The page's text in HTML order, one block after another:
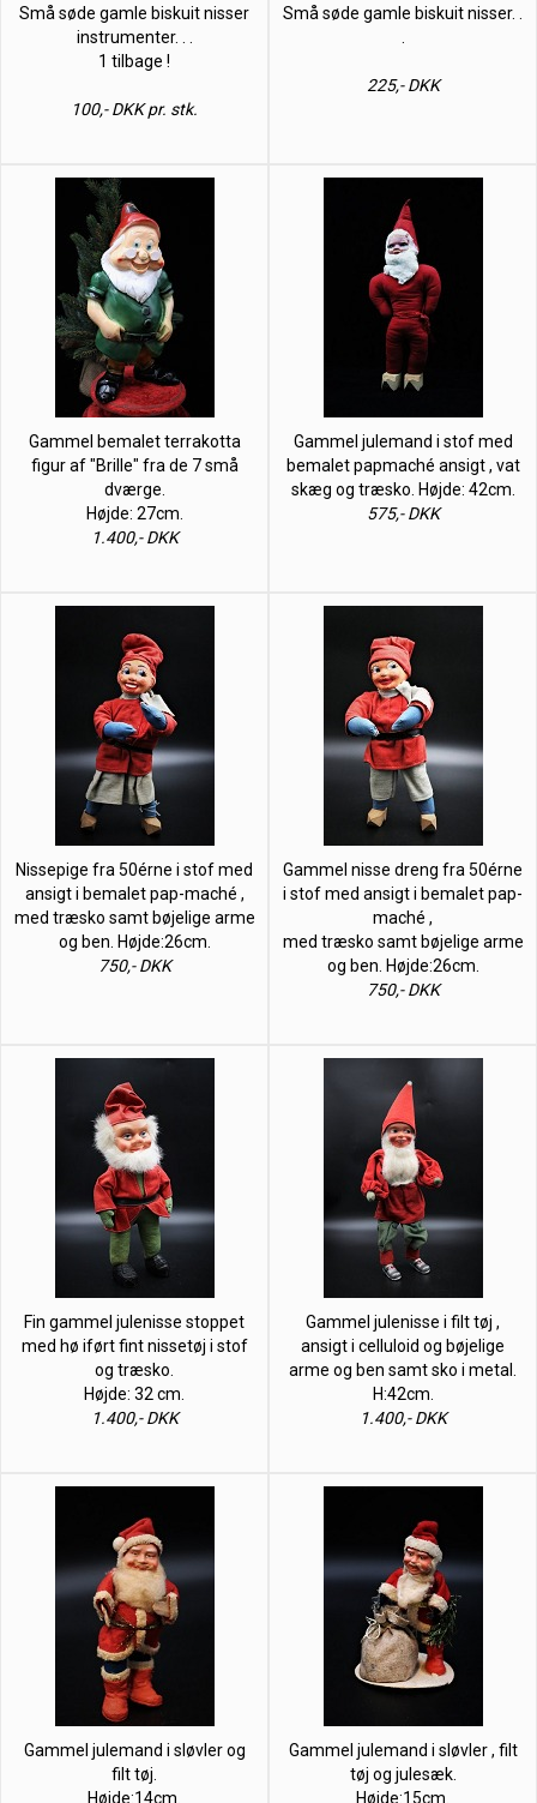
Små søde gamle biskuit nisser
instrumenter. . .
1 tilbage !
100,- DKK pr. stk.
Små søde gamle biskuit nisser. .
225,- DKK
Gammel bemalet terrakotta
figur af "Brille" fra de 7 små
dværge.
Højde: 27cm.
1.400,- DKK
Gammel julemand i stof med
bemalet papmaché ansigt , vat
skæg og træsko. Højde: 42cm.
575,- DKK
Nissepige fra 50érne i stof med
ansigt i bemalet pap-maché ,
med træsko samt bøjelige arme
og ben. Højde:26cm.
750,- DKK
Gammel nisse dreng fra 50érne
i stof med ansigt i bemalet pap-
maché ,
med træsko samt bøjelige arme
og ben. Højde:26cm.
750,- DKK
Fin gammel julenisse stoppet
med hø iført fint nissetøj i stof
og træsko.
Højde: 32 cm.
1.400,- DKK
Gammel julenisse i filt tøj ,
ansigt i celluloid og bøjelige
arme og ben samt sko i metal.
H:42cm.
1.400,- DKK
Gammel julemand i sløvler og
filt tøj.
Højde:14cm.
Gammel julemand i sløvler , filt
tøj og julesæk.
Højde:15cm.